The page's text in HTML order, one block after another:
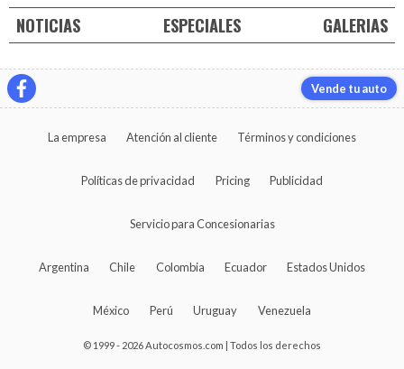
NOTICIAS ESPECIALES GALERIAS
Vende tu auto
La empresa Atención al cliente Términos y condiciones
Políticas de privacidad Pricing Publicidad
Servicio para Concesionarias
Argentina Chile Colombia Ecuador Estados Unidos
México Perú Uruguay Venezuela
© 1999 - 2026 Autocosmos.com | Todos los derechos